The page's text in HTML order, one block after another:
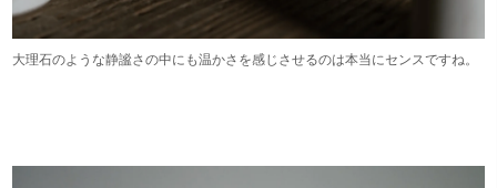
大理石のような静謐さの中にも温かさを感じさせるのは本当にセンスですね。